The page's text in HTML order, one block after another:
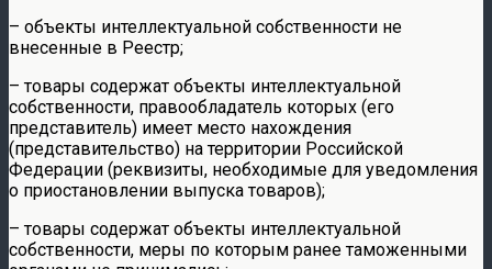
– объекты интеллектуальной собственности не
внесенные в Реестр;
– товары содержат объекты интеллектуальной
собственности, правообладатель которых (его
представитель) имеет место нахождения
(представительство) на территории Российской
Федерации (реквизиты, необходимые для уведомления
о приостановлении выпуска товаров);
– товары содержат объекты интеллектуальной
собственности, меры по которым ранее таможенными